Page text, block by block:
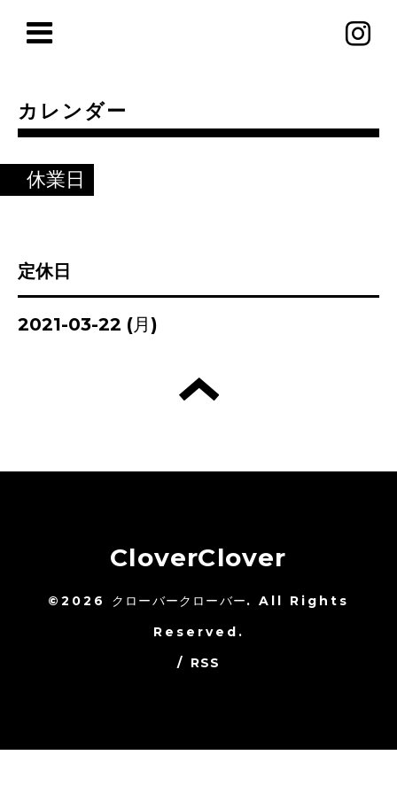
カレンダー
休業日
定休日
2021-03-22 (月)
CloverClover
©2026 クローバークローバー. All Rights
Reserved.
/ RSS